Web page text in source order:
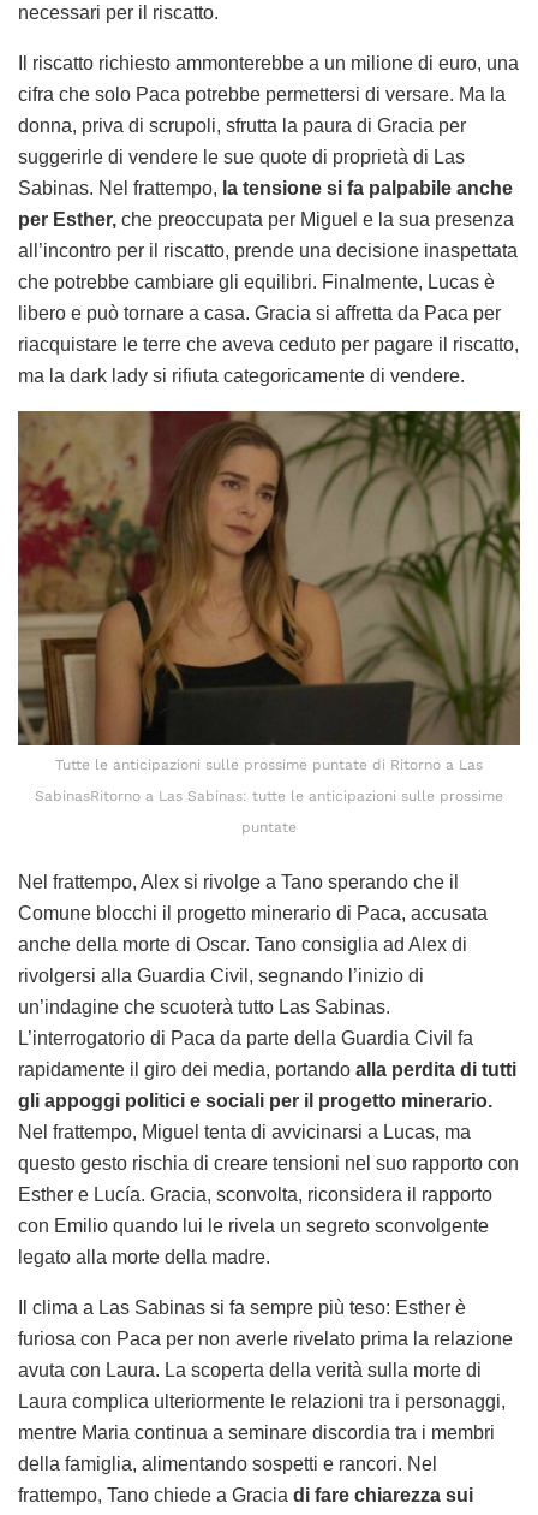
necessari per il riscatto.
Il riscatto richiesto ammonterebbe a un milione di euro, una
cifra che solo Paca potrebbe permettersi di versare. Ma la
donna, priva di scrupoli, sfrutta la paura di Gracia per
suggerirle di vendere le sue quote di proprietà di Las
Sabinas. Nel frattempo, la tensione si fa palpabile anche
per Esther, che preoccupata per Miguel e la sua presenza
all’incontro per il riscatto, prende una decisione inaspettata
che potrebbe cambiare gli equilibri. Finalmente, Lucas è
libero e può tornare a casa. Gracia si affretta da Paca per
riacquistare le terre che aveva ceduto per pagare il riscatto,
ma la dark lady si rifiuta categoricamente di vendere.
Tutte le anticipazioni sulle prossime puntate di Ritorno a Las
SabinasRitorno a Las Sabinas: tutte le anticipazioni sulle prossime
puntate
Nel frattempo, Alex si rivolge a Tano sperando che il
Comune blocchi il progetto minerario di Paca, accusata
anche della morte di Oscar. Tano consiglia ad Alex di
rivolgersi alla Guardia Civil, segnando l’inizio di
un’indagine che scuoterà tutto Las Sabinas.
L’interrogatorio di Paca da parte della Guardia Civil fa
rapidamente il giro dei media, portando alla perdita di tutti
gli appoggi politici e sociali per il progetto minerario.
Nel frattempo, Miguel tenta di avvicinarsi a Lucas, ma
questo gesto rischia di creare tensioni nel suo rapporto con
Esther e Lucía. Gracia, sconvolta, riconsidera il rapporto
con Emilio quando lui le rivela un segreto sconvolgente
legato alla morte della madre.
Il clima a Las Sabinas si fa sempre più teso: Esther è
furiosa con Paca per non averle rivelato prima la relazione
avuta con Laura. La scoperta della verità sulla morte di
Laura complica ulteriormente le relazioni tra i personaggi,
mentre Maria continua a seminare discordia tra i membri
della famiglia, alimentando sospetti e rancori. Nel
frattempo, Tano chiede a Gracia di fare chiarezza sui